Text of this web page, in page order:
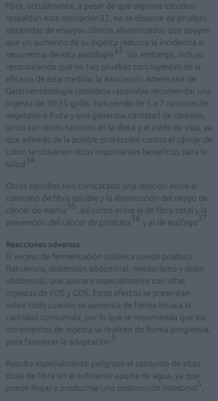
fibra, actualmente, a pesar de que algunos estudios
respaldan esta asociación32, no se dispone de pruebas
obtenidas de ensayos clínicos aleatorizados que apoyen
que un aumento de su ingesta reduzca la incidencia o
recurrencia de esta patología 33 . Sin embargo, incluso
reconociendo que no hay pruebas concluyentes de la
eficacia de esta medida, la Asociación Americana de
Gastroenterología considera razonable recomendar una
ingesta de 30-35 g/día, incluyendo de 5 a 7 raciones de
vegetales o fruta y una generosa cantidad de cereales,
junto con otros cambios en la dieta y el estilo de vida, ya
que además de la posible protección contra el cáncer de
colon se obtienen otros importantes beneficios para la
salud 34
Otros estudios han constatado una relación entre el
consumo de fibra soluble y la disminución del riesgo de
cáncer de mama 35 , así como entre el de fibra total y la
prevención del cáncer de próstata 36 y el de esófago37
Reacciones adversas
El exceso de fermentación colónica puede producir
flatulencia, distensión abdominal, meteorismo y dolor
abdominal, que aparece especialmente con altas
ingestas de FOS y GOS. Estos efectos se presentan
sobre todo cuando se aumenta de forma brusca la
cantidad consumida, por lo que se recomienda que los
incrementos de ingesta se realicen de forma progresiva,
para favorecer la adaptación 5
Resulta especialmente peligroso el consumo de altas
dosis de fibra sin el suficiente aporte de agua, ya que
puede llegar a producirse una obstrucción intestinal 5